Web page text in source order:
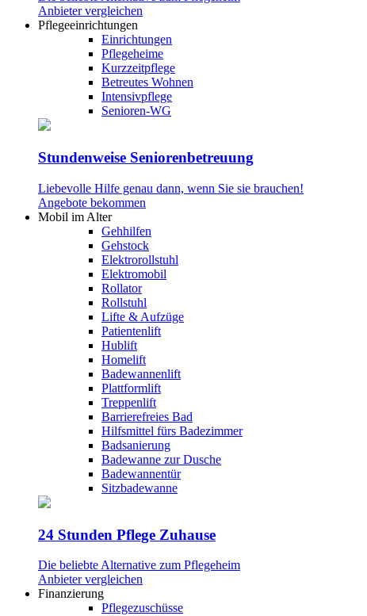
Anbieter vergleichen
Pflegeeinrichtungen
Einrichtungen
Pflegeheime
Kurzzeitpflege
Betreutes Wohnen
Intensivpflege
Senioren-WG
Stundenweise Seniorenbetreuung
Liebevolle Hilfe genau dann, wenn Sie sie brauchen!
Angebote bekommen
Mobil im Alter
Gehhilfen
Gehstock
Elektrorollstuhl
Elektromobil
Rollator
Rollstuhl
Lifte & Aufzüge
Patientenlift
Hublift
Homelift
Badewannenlift
Plattformlift
Treppenlift
Barrierefreies Bad
Hilfsmittel fürs Badezimmer
Badsanierung
Badewanne zur Dusche
Badewannentür
Sitzbadewanne
24 Stunden Pflege Zuhause
Die beliebte Alternative zum Pflegeheim
Anbieter vergleichen
Finanzierung
Pflegezuschüsse